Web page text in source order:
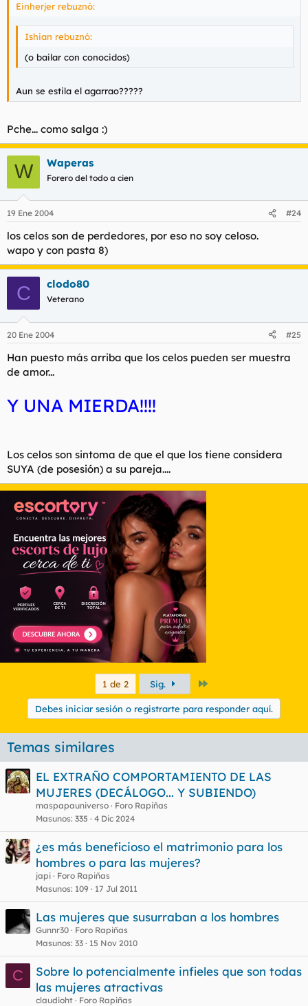
Einherjer rebuznó:
Ishian rebuznó:
(o bailar con conocidos)
Aun se estila el agarrao?????
Pche... como salga :)
W Waperas
Forero del todo a cien
19 Ene 2004 #24
los celos son de perdedores, por eso no soy celoso.
wapo y con pasta 8)
C clodo80
Veterano
20 Ene 2004 #25
Han puesto más arriba que los celos pueden ser muestra
de amor...
Y UNA MIERDA!!!!
Los celos son sintoma de que el que los tiene considera
SUYA (de posesión) a su pareja....
1 de 2 Sig.
Debes iniciar sesión o registrarte para responder aquí.
Temas similares
EL EXTRAÑO COMPORTAMIENTO DE LAS
MUJERES (DECÁLOGO... Y SUBIENDO)
maspapauniverso
Foro Rapiñas
Masunos 335 4 Dic 2024
¿es más beneficioso el matrimonio para los
hombres o para las mujeres?
japi
Foro Rapiñas
Masunos 109 17 Jul 2011
Las mujeres que susurraban a los hombres
Gunnr30
Foro Rapiñas
Masunos 33 15 Nov 2010
C
Sobre lo potencialmente infieles que son todas
las mujeres atractivas
claudioht
Foro Rapiñas